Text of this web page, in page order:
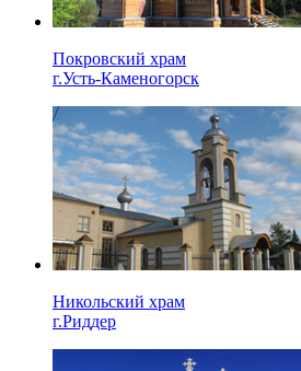
Покровский храм
г.Усть-Каменогорск
Никольский храм
г.Риддер